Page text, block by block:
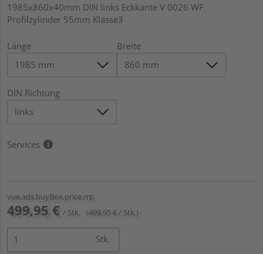
1985x860x40mm DIN links Eckkante V 0026 WF
Profilzylinder 55mm Klasse3
Länge Breite
DIN Richtung
Services
vue.ads.buyBox.price.rrp
499,95 € / Stk. (499,95 € / Stk.)
Stk.